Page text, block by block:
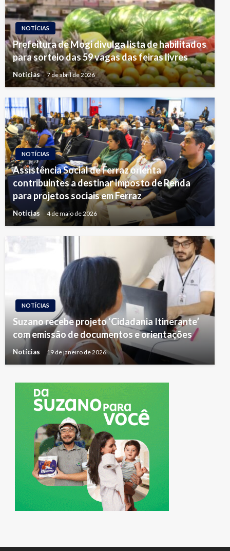
NOTÍCIAS
Prefeitura de Mogi divulga lista de habilitados
para sorteio das 59 vagas das feiras livres
Notícias 7 de abril de 2026
NOTÍCIAS
Assistência Social de Ferraz orienta
contribuintes a destinar Imposto de Renda
para projetos sociais em Ferraz
Notícias 4 de maio de 2026
NOTÍCIAS
Suzano recebe projeto ‘Cidadania Itinerante’
com emissão de documentos e orientações
Notícias 19 de janeiro de 2026